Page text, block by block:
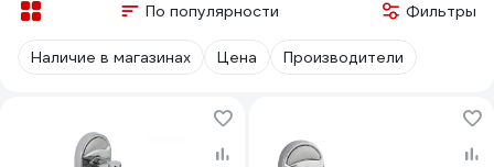
По популярности Фильтры
Наличие в магазинах Цена Производители